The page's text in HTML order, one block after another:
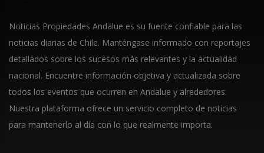
Noticias Propiedades Andalue es su fuente confiable para las
noticias diarias de Chile. Manténgase informado con reportajes
detallados sobre los sucesos más relevantes y la actualidad
nacional. Encuentre información objetiva y actualizada sobre
todos los eventos que ocurren en Andalue y alrededores.
Nuestra plataforma ofrece un servicio completo de noticias
para mantenerlo al día con lo que realmente importa.